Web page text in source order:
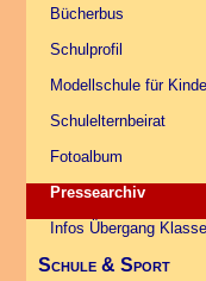
Bücherbus
Schulprofil
Modellschule für
Schulelternbeirat
Fotoalbum
Pressearchiv
Infos Übergang
Schule & Sport